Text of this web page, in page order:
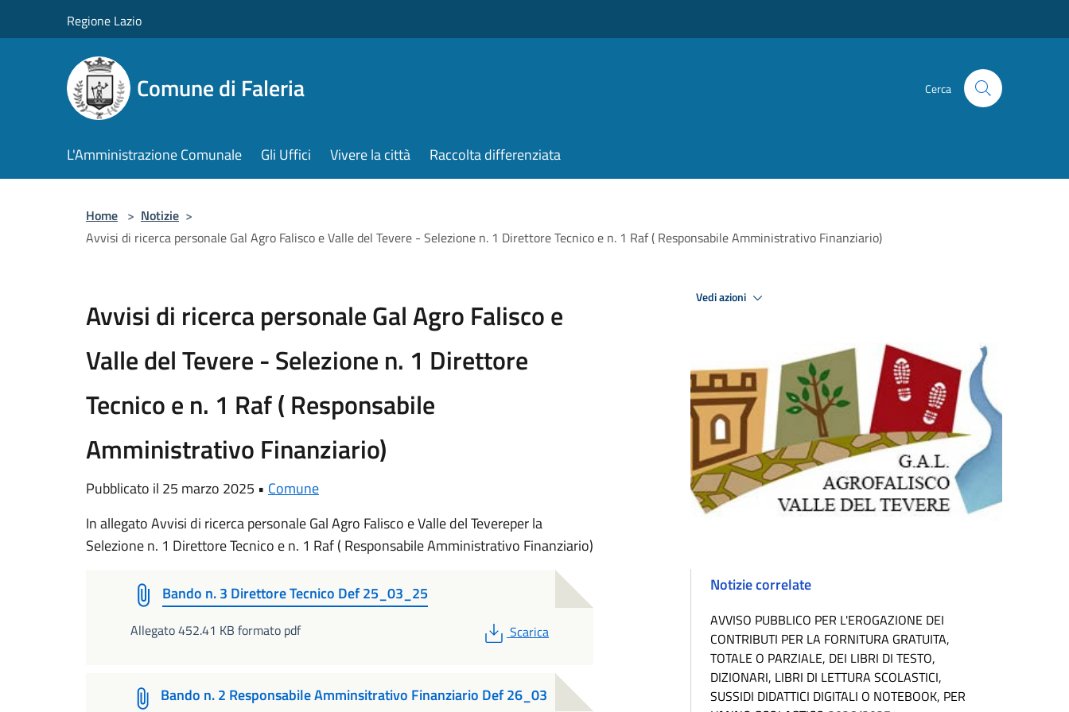
Regione Lazio
Comune di Faleria Cerca
L'Amministrazione Comunale Gli Uffici Vivere la città Raccolta differenziata
Home > Notizie >
Avvisi di ricerca personale Gal Agro Falisco e Valle del Tevere - Selezione n. 1 Direttore Tecnico e n. 1 Raf ( Responsabile Amministrativo Finanziario)
Avvisi di ricerca personale Gal Agro Falisco e
Valle del Tevere - Selezione n. 1 Direttore
Tecnico e n. 1 Raf ( Responsabile
Amministrativo Finanziario)
Pubblicato il 25 marzo 2025 • Comune
In allegato Avvisi di ricerca personale Gal Agro Falisco e Valle del Tevereper la
Selezione n. 1 Direttore Tecnico e n. 1 Raf ( Responsabile Amministrativo Finanziario)
Bando n. 3 Direttore Tecnico Def 25_03_25
Allegato 452.41 KB formato pdf PDF
Scarica
Bando n. 2 Responsabile Amminsitrativo Finanziario Def 26_03
Vedi azioni
Notizie correlate
AVVISO PUBBLICO PER L'EROGAZIONE DEI
CONTRIBUTI PER LA FORNITURA GRATUITA,
TOTALE O PARZIALE, DEI LIBRI DI TESTO,
DIZIONARI, LIBRI DI LETTURA SCOLASTICI,
SUSSIDI DIDATTICI DIGITALI O NOTEBOOK, PER